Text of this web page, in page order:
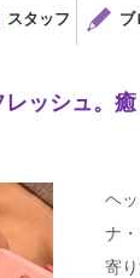
スタッフ ブ
ッシュ。
ヘ
ナ
寄